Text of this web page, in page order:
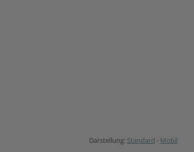
Darstellung: Standard - Mobil